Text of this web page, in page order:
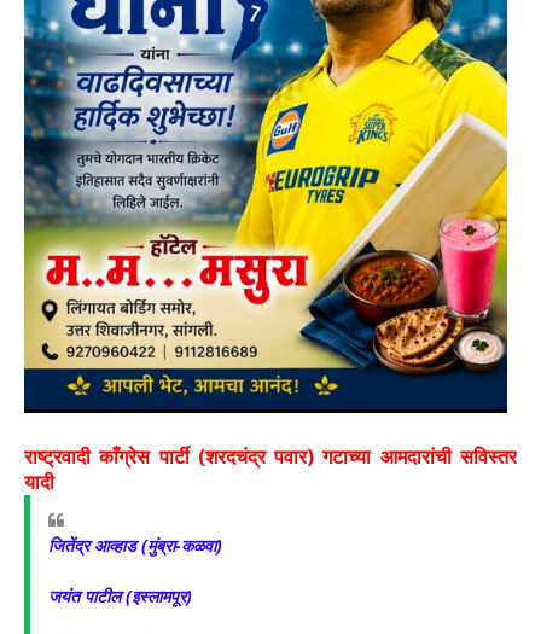
राष्ट्रवादी काँग्रेस पार्टी (शरदचंद्र पवार) गटाच्या आमदारांची सविस्तर
यादी
जितेंद्र आव्हाड (मुंब्रा-कळवा)
जयंत पाटील (इस्लामपूर)